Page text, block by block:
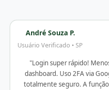
André Souza P.
Usuário Verificado • SP
"Login super rápido!
dashboard. Uso 2FA via
totalmente seguro. A